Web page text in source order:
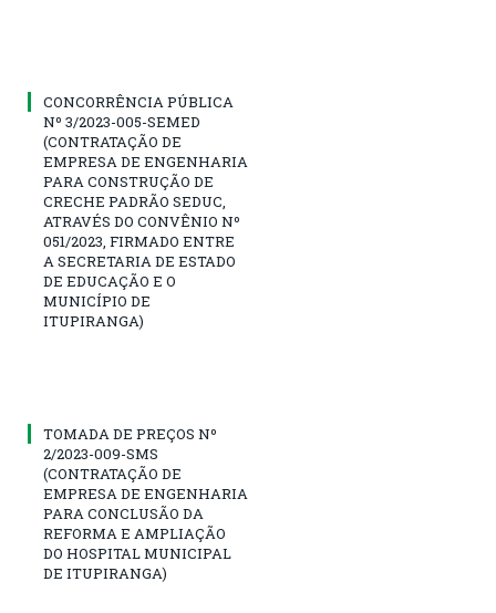
CONCORRÊNCIA PÚBLICA
Nº 3/2023-005-SEMED
(CONTRATAÇÃO DE
EMPRESA DE ENGENHARIA
PARA CONSTRUÇÃO DE
CRECHE PADRÃO SEDUC,
ATRAVÉS DO CONVÊNIO Nº
051/2023, FIRMADO ENTRE
A SECRETARIA DE ESTADO
DE EDUCAÇÃO E O
MUNICÍPIO DE
ITUPIRANGA)
TOMADA DE PREÇOS Nº
2/2023-009-SMS
(CONTRATAÇÃO DE
EMPRESA DE ENGENHARIA
PARA CONCLUSÃO DA
REFORMA E AMPLIAÇÃO
DO HOSPITAL MUNICIPAL
DE ITUPIRANGA)